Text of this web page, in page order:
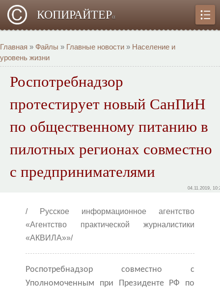
КОПИРАЙТЕРα
Главная » Файлы » Главные новости » Население и
уровень жизни
Роспотребнадзор
протестирует новый СанПиН
по общественному питанию в
пилотных регионах совместно
с предпринимателями
04.11.2019,
/ Русское информационное агентство
«Агентство практической журналистики
«АКВИЛА»»/
Роспотребнадзор совместно с
Уполномоченным при Президенте РФ по